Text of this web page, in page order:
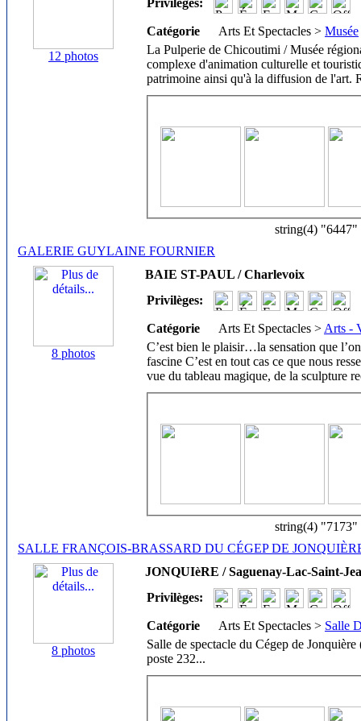
12 photos
Privilèges:
Catégorie Arts Et Spectacles > Musée
La Pulperie de Chicoutimi / Musée
complexe d'animation culturelle et
patrimoine ainsi qu'à la diffusion de l'art.
string(4) "6447"
GALERIE GUYLAINE FOURNIER
8 photos
BAIE ST-PAUL / Charlevoix
Privilèges:
Catégorie Arts Et Spectacles > Arts -
C’est bien le plaisir…la sensation que
fascine C’est en tout cas ce que nous
vue du tableau magique, de la sculpture
string(4) "7173"
SALLE FRANÇOIS-BRASSARD DU CÉGEP DE
8 photos
JONQUIèRE / Saguenay-Lac-Saint-
Privilèges:
Catégorie Arts Et Spectacles > Salle
Salle de spectacle du Cégep de
poste 232...